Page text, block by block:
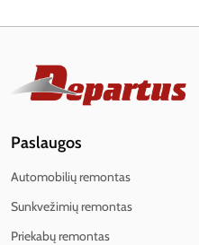
Paslaugos
Automobilių remontas
Sunkvežimių remontas
Priekabų remontas